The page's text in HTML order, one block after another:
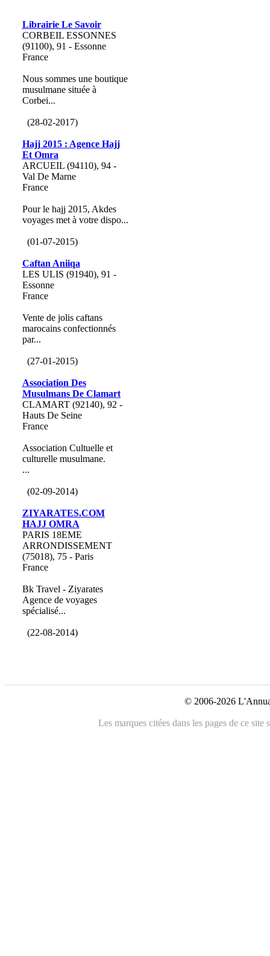
Librairie Le Savoir
CORBEIL ESSONNES
(91100), 91 - Essonne
France
Nous sommes une boutique
musulmane située à
Corbei...
(28-02-2017)
Hajj 2015 : Agence Hajj
Et Omra
ARCUEIL (94110), 94 -
Val De Marne
France
Pour le hajj 2015, Akdes
voyages met à votre dispo...
(01-07-2015)
Caftan Aniiqa
LES ULIS (91940), 91 -
Essonne
France
Vente de jolis caftans
marocains confectionnés
par...
(27-01-2015)
Association Des
Musulmans De Clamart
CLAMART (92140), 92 -
Hauts De Seine
France
Association Cultuelle et
culturelle musulmane.
...
(02-09-2014)
ZIYARATES.COM
HAJJ OMRA
PARIS 18EME
ARRONDISSEMENT
(75018), 75 - Paris
France
Bk Travel - Ziyarates
Agence de voyages
spécialisé...
(22-08-2014)
© 2006-2026
Les marques citées dans les pages de ce